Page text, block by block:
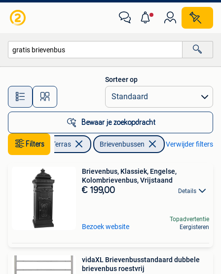
Alle afstanden…
Sorteer op
Bewaar je zoekopdracht
Filters
Tuin en Terras Brievenbussen Verwijder filters
Brievenbus, Klassiek, Engelse,
Kolombrievenbus, Vrijstaand
€ 199,00 Details
Bezoek website
Topadvertentie
Eergisteren
vidaXL Brievenbusstandaard dubbele
brievenbus roestvrij